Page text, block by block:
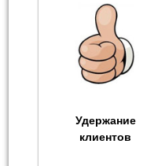
Удержание
клиентов